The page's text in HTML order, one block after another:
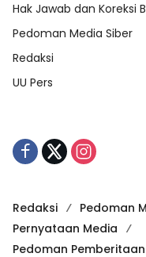
Hak Jawab dan Koreksi
Pedoman Media Siber
Redaksi
UU Pers
Redaksi
Pedoman
Pernyataan Media
Pedoman